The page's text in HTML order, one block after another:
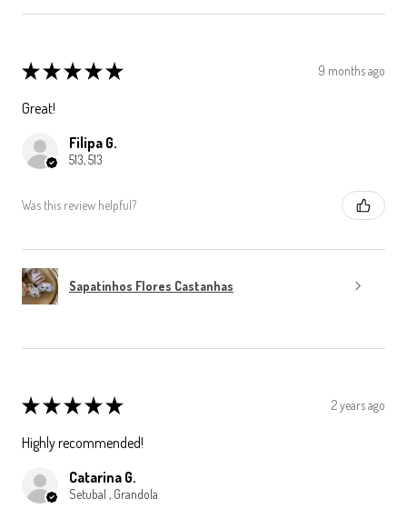
★★★★★ 9 months ago
Great!
Filipa G.
513, 513
Was this review helpful?
Sapatinhos Flores Castanhas
★★★★★ 2 years ago
Highly recommended!
Catarina G.
Setubal , Grandola